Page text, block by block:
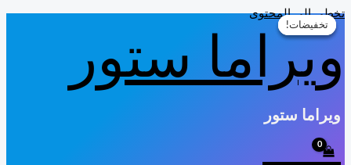
تخطي إلى المحتوى
ويراما ستور
ويراما ستور
تخفيضات!
تخفيضات!
تخفيضات!